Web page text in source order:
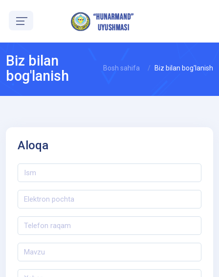
Biz bilan
bog'lanish
Bosh sahifa Biz bilan bog'lanish
Aloqa